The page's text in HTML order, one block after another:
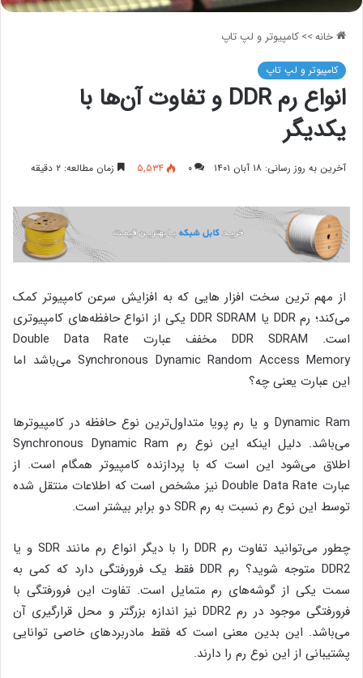
خانه>>کامپیوتر و لپ تاپ
کامپیوتر و لپ تاپ
انواع رم DDR و تفاوت آن‌ها با
یکدیگر
آخرین به روز رسانی: ۱۸ آبان ۱۴۰۱ ۰ ۵,۵۳۴ زمان مطالعه: ۲ دقیقه
از مهم ترین سخت افزار هایی که به افزایش سرعن کامپیوتر کمک
می‌کند؛ رم DDR یا DDR SDRAM یکی از انواع حافظه‌های کامپیوتری
است. DDR SDRAM مخفف عبارت Double Data Rate
Synchronous Dynamic Random Access Memory می‌باشد اما
این عبارت یعنی چه؟
Dynamic Ram و یا رم پویا متداول‌ترین نوع حافظه در کامپیوترها
می‌باشد. دلیل اینکه این نوع رم Synchronous Dynamic Ram
اطلاق می‌شود این است که با پردازنده کامپیوتر همگام است. از
عبارت Double Data Rate نیز مشخص است که اطلاعات منتقل شده
توسط این نوع رم نسبت به رم SDR دو برابر بیشتر است.
چطور می‌توانید تفاوت رم DDR را با دیگر انواع رم مانند SDR و یا
DDR2 متوجه شوید؟ رم DDR فقط یک فرورفتگی دارد که کمی به
سمت یکی از گوشه‌های رم متمایل است. تفاوت این فرورفتگی با
فرورفتگی موجود در رم DDR2 نیز اندازه بزرگتر و محل قرارگیری آن
می‌باشد. این بدین معنی است که فقط مادربردهای خاصی توانایی
پشتیبانی از این نوع رم را دارند.